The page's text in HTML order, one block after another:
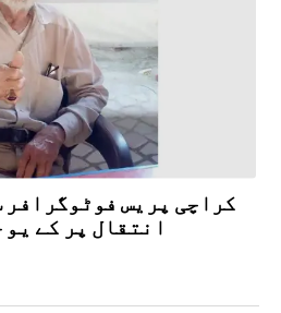
کراچی پریس فوٹوگرافر
انتقال پر کے